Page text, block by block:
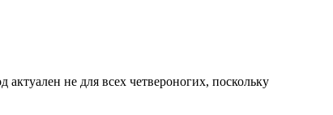
не для всех четвероногих, поскольку